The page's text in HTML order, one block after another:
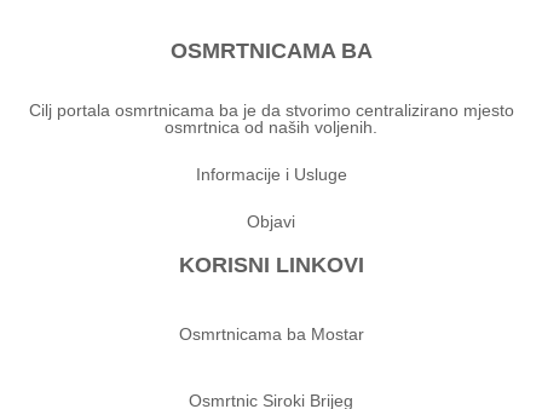
OSMRTNICAMA BA
Cilj portala osmrtnicama ba je da stvorimo centralizirano mjesto
osmrtnica od naših voljenih.
Informacije i Usluge
Objavi
KORISNI LINKOVI
Osmrtnicama ba Mostar
Osmrtnic Siroki Brijeg